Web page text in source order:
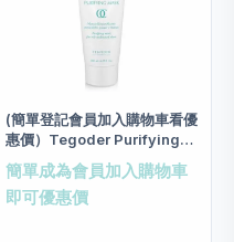
(簡單登記會員加入購物車看優
惠價）Tegoder Purifying
Mask Salon size 200ml
簡單成為會員加入購物車
即可優惠價